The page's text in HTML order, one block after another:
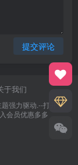
提交评论
于我们
强力驱动.--打开
会员优惠多多